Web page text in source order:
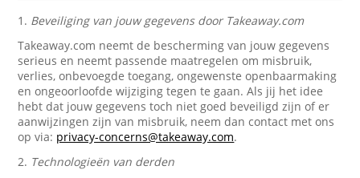
1. Beveiliging van jouw gegevens door Takeaway.com
Takeaway.com neemt de bescherming van jouw gegevens
serieus en neemt passende maatregelen om misbruik,
verlies, onbevoegde toegang, ongewenste openbaarmaking
en ongeoorloofde wijziging tegen te gaan. Als jij het idee
hebt dat jouw gegevens toch niet goed beveiligd zijn of er
aanwijzingen zijn van misbruik, neem dan contact met ons
op via: privacy-concerns@takeaway.com.
2. Technologieën van derden